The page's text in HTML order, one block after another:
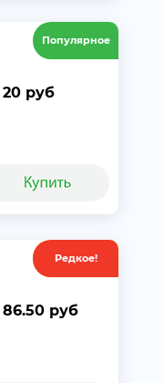
Популярное
20 руб
Акция
Редкое!
86.50 руб